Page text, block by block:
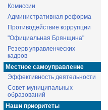
Комиссии
Административная реформа
Противодействие коррупции
"Официальная Брянщина"
Резерв управленческих
кадров
Местное самоуправление
Эффективность деятельности
Совет муниципальных
образований
Наши приоритеты